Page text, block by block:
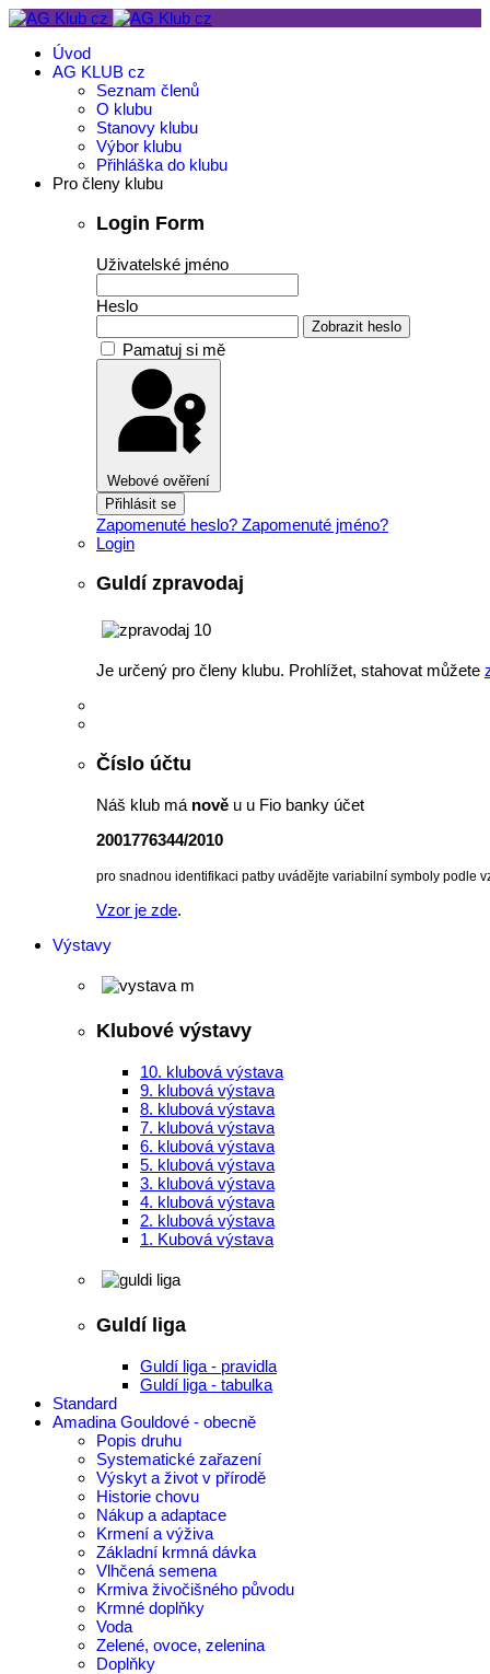
Úvod
AG KLUB cz
Seznam členů
O klubu
Stanovy klubu
Výbor klubu
Přihláška do klubu
Pro členy klubu
Login Form
Uživatelské jméno
Heslo
Zobrazit heslo
Pamatuj si mě
Webové ověření
Přihlásit se
Zapomenuté heslo? Zapomenuté jméno?
Login
Guldí zpravodaj
Je určený pro členy klubu. Prohlížet, stahovat můžete
Číslo účtu
Náš klub má nově u u Fio banky účet
2001776344/2010
pro snadnou identifikaci patby uvádějte variabilní symboly podle
Vzor je zde.
Výstavy
Klubové výstavy
10. klubová výstava
9. klubová výstava
8. klubová výstava
7. klubová výstava
6. klubová výstava
5. klubová výstava
3. klubová výstava
4. klubová výstava
2. klubová výstava
1. Kubová výstava
Guldí liga
Guldí liga - pravidla
Guldí liga - tabulka
Standard
Amadina Gouldové - obecně
Popis druhu
Systematické zařazení
Výskyt a život v přírodě
Historie chovu
Nákup a adaptace
Krmení a výživa
Základní krmná dávka
Vlhčená semena
Krmiva živočišného původu
Krmné doplňky
Voda
Zelené, ovoce, zelenina
Doplňky